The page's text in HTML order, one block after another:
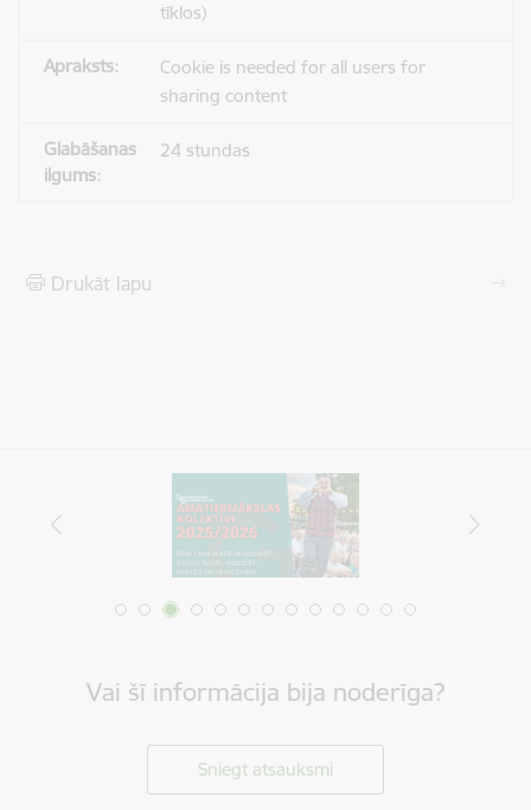
tīklos)
Cookie is needed for all users for
sharing content
24 stundas
Drukāt lapu
Vai šī informācija bija noderīga?
Sniegt atsauksmi